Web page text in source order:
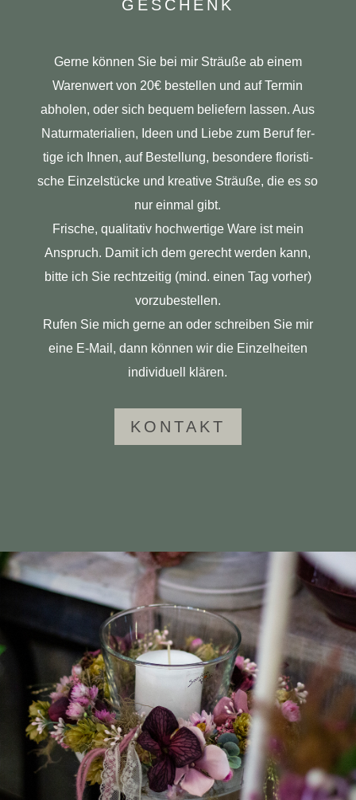
GESCHENK
Gerne können Sie bei mir Sträuße ab einem
Waren­wert von 20€ bestellen und auf Termin
abholen, oder sich bequem belie­fern lassen. Aus
Natur­ma­te­ria­lien, Ideen und Liebe zum Beruf fer­
tige ich Ihnen, auf Bestel­lung, beson­dere flo­ris­ti­
sche Ein­zel­stücke und krea­tive Sträuße, die es so
nur einmal gibt.
Fri­sche, qua­li­tativ hoch­wer­tige Ware ist mein
Anspruch. Damit ich dem gerecht werden kann,
bitte ich Sie recht­zeitig (mind. einen Tag vorher)
vorzubestellen.
Rufen Sie mich gerne an oder schreiben Sie mir
eine E‑Mail, dann können wir die Ein­zel­heiten
indi­vi­duell klären.
KON­TAKT